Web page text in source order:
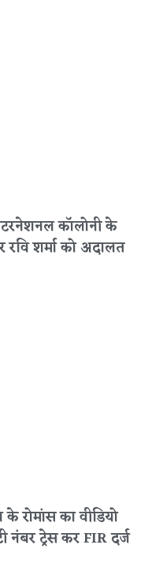
कॉलोनी के
रवि शर्मा को अदालत
रोमांस का वीडियो
नंबर ट्रेस कर FIR दर्ज